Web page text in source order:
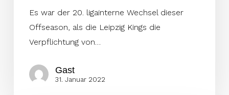
Es war der 20. ligainterne Wechsel dieser
Offseason, als die Leipzig Kings die
Verpflichtung von…
Gast
31. Januar 2022